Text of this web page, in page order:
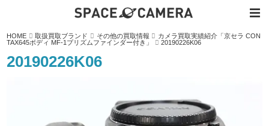
容
を
HOME 取扱買取ブランド その他の買取情報
カメラ買取実績紹介「京セラ CON
TAX645ボディ MF-1プリズムファインダー付き」
20190226K06
20190226K06